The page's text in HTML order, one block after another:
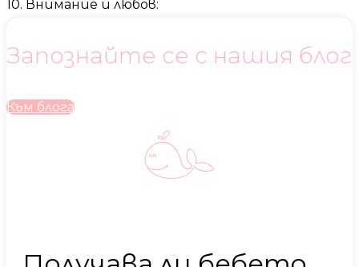
10. Внимание и любов:
Запознайте се с нашия блог
Към блога